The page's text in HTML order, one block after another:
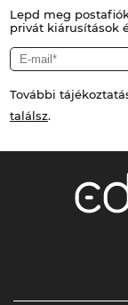
Lepd meg
privát kiárusítások
További
találsz.